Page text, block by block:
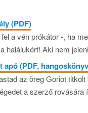
(PDF)
a vén prókátor -, ha
halálukért! Aki nem
(PDF,
az öreg Goriot
a szerző rovására